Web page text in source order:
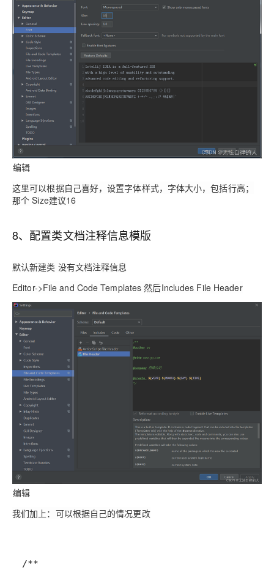
编辑
这里可以根据自己喜好，设置字体样式，字体大小，包括行高；
那个 Size建议16
8、配置类文档注释信息模版
默认新建类 没有文档注释信息
Editor->File and Code Templates然后Includes File Header
编辑
我们加上：可以根据自己的情况更改